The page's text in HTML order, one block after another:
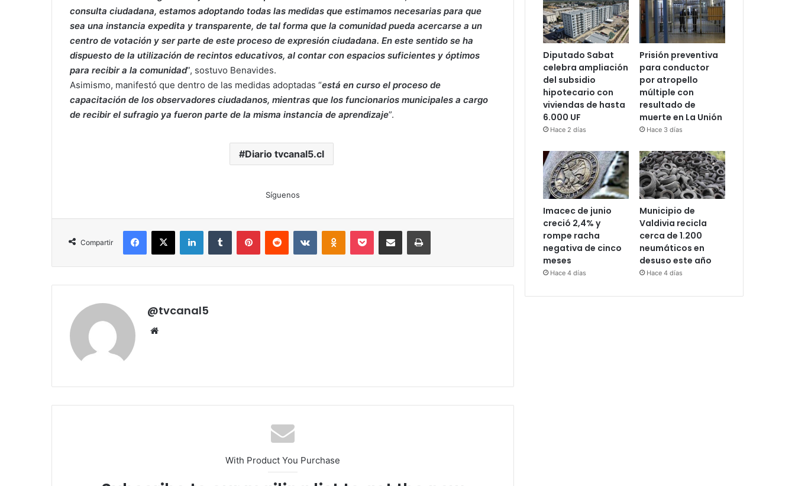
consulta ciudadana, estamos adoptando todas las medidas que estimamos necesarias para que
sea una instancia expedita y transparente, de tal forma que la comunidad pueda acercarse a un
centro de votación y ser parte de este proceso de expresión ciudadana. En este sentido se ha
dispuesto de la utilización de recintos educativos, al contar con espacios suficientes y óptimos
para recibir a la comunidad”, sostuvo Benavides.
Asimismo, manifestó que dentro de las medidas adoptadas “está en curso el proceso de
capacitación de los observadores ciudadanos, mientras que los funcionarios municipales a cargo
de recibir el sufragio ya fueron parte de la misma instancia de aprendizaje”.
Diario tvcanal5.cl
Síguenos
Compartir
Facebook
X LinkedInTumblr PinterestReddit VKontakteOdnoklassniki
Pocket Compartir por correo electrónicoImprimir
@tvcanal5
With Product You Purchase
Diputado Sabat
celebra ampliación
del subsidio
hipotecario con
viviendas de hasta
6.000 UF
Hace 2 días
Prisión preventiva
para conductor
por atropello
múltiple con
resultado de
muerte en La Unión
Hace 3 días
Imacec de junio
creció 2,4% y
rompe racha
negativa de cinco
meses
Hace 4 días
Municipio de
Valdivia recicla
cerca de 1.200
neumáticos en
desuso este año
Hace 4 días